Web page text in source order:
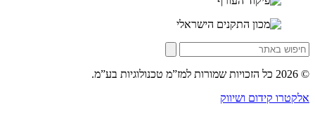
© 2026 כל הזכויות שמורות למז”מ טכנולוגיות בע”מ.
אלקטרו קידום ושיווק